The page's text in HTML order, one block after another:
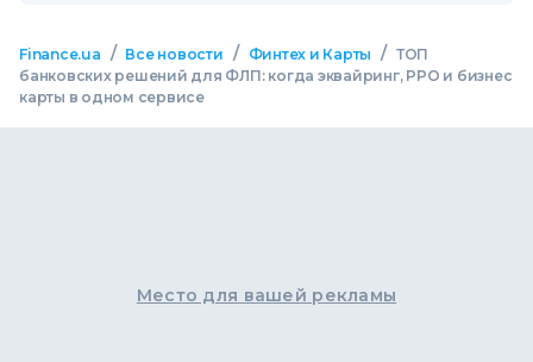
Finance.ua / Все новости / Финтех и Карты / ТОП
банковских решений для ФЛП: когда эквайринг, РРО и бизнес
карты в одном сервисе
Место для вашей рекламы